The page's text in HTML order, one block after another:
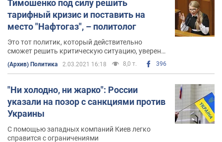
Тимошенко под силу решить
тарифный кризис и поставить на
место "Нафтогаз", – политолог
Это тот политик, который действительно
сможет решить критическую ситуацию, уверен
(Архив) Политика 2.03.2021 16:18 8,0 т. 396
"Ни холодно, ни жарко": России
указали на позор с санкциями против
Украины
С помощью западных компаний Киев легко
справится с ограничениями